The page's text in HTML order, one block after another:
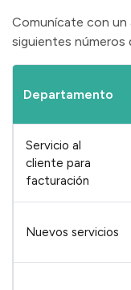
Comunícate con un
siguientes números
Departamento
Servicio al
cliente para
facturación
Nuevos servicios